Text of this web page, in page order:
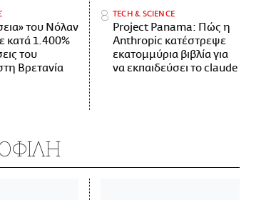
του Νόλαν
κατά 1.400%
του
Βρετανία
ΤECH & SCIENCE
Project Panama: Πώς η
Anthropic κατέστρεψε
εκατομμύρια βιβλία για
να εκπαιδεύσει το claude